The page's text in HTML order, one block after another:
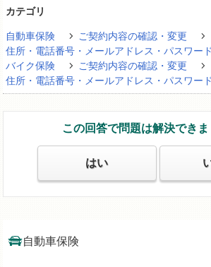
カテゴリ
自動車保険
ご契約内容の確認・変更
住所・電話番号・メールアドレス・パスワー
バイク保険
ご契約内容の確認・変更
住所・電話番号・メールアドレス・パスワー
この回答で問題は解決できま
はい
自動車保険